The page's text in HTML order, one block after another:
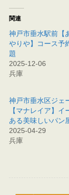
関連
神戸市垂水駅前【
やりや】コース予
題
2025-12-06
兵庫
神戸市垂水区ジェ
【マナレイア】イ
ある美味しいパン
2025-04-29
兵庫